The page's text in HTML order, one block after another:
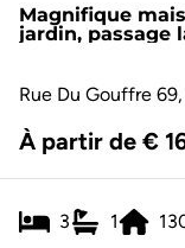
Magnifique
jardin, passage
Rue Du Gouffre
À partir de €
3 1